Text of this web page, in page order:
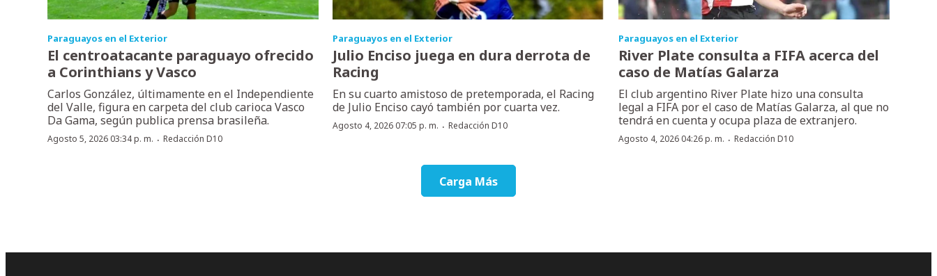
Paraguayos en el Exterior
El centroatacante paraguayo ofrecido
a Corinthians y Vasco
Carlos González, últimamente en el Independiente
del Valle, figura en carpeta del club carioca Vasco
Da Gama, según publica prensa brasileña.
Agosto 5, 2026 03:34 p. m. · Redacción D10
Paraguayos en el Exterior
Julio Enciso juega en dura derrota de
Racing
En su cuarto amistoso de pretemporada, el Racing
de Julio Enciso cayó también por cuarta vez.
Agosto 4, 2026 07:05 p. m. ·Redacción D10
Paraguayos en el Exterior
River Plate consulta a FIFA acerca del
caso de Matías Galarza
El club argentino River Plate hizo una consulta
legal a FIFA por el caso de Matías Galarza, al que no
tendrá en cuenta y ocupa plaza de extranjero.
Agosto 4, 2026 04:26 p. m. · Redacción D10
Carga Más